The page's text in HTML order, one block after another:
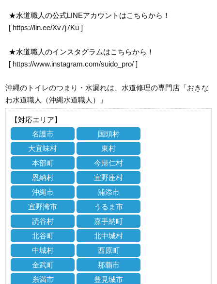
★水道職人の公式LINEアカウントはこちらから！
[ https://lin.ee/Xv7j7Ku ]
★水道職人のインスタグラムはこちらから！
[ https://www.instagram.com/suido_pro/ ]
沖縄のトイレのつまり・水漏れは、水道修理の専門店「おきな
わ水道職人（沖縄水道職人）」
【対応エリア】
名護市
国頭村
大宜味村
東村
本部町
今帰仁村
恩納村
宜野座村
沖縄市
浦添市
宜野湾市
うるま市
読谷村
嘉手納町
北谷町
北中城村
中城村
西原町
金武町
那覇市
糸満市
豊見城市